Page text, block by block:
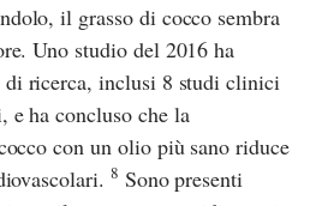
il grasso di cocco sembra
Uno studio del 2016 ha
di ricerca, inclusi 8 studi clinici
e ha concluso che la
con un olio più sano riduce
8 Sono presenti